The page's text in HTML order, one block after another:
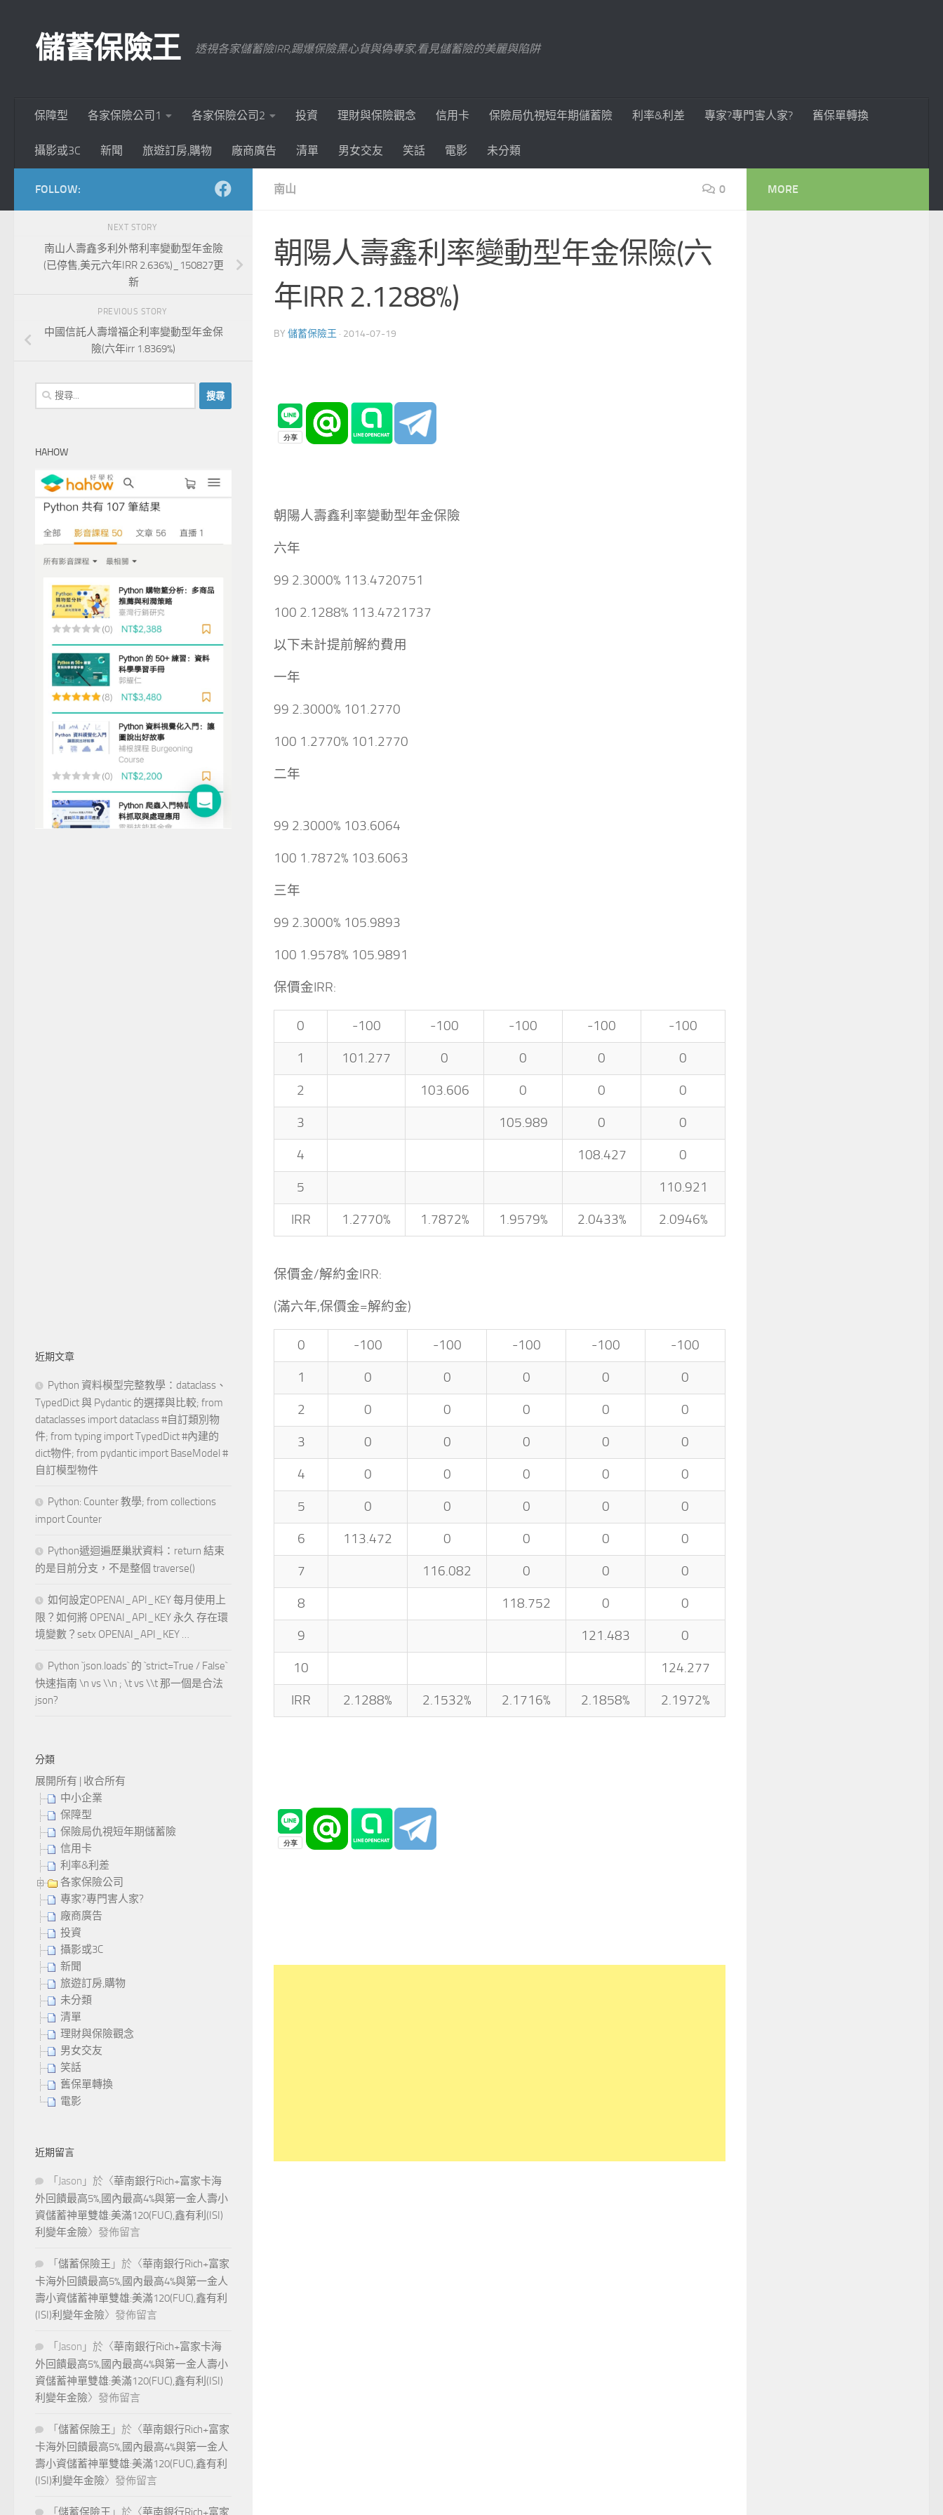
儲蓄保險王 透視各家儲蓄險IRR,踢爆保險黑心貨與偽專家,看見儲蓄險的美麗與陷阱
保障型 各家保險公司1 各家保險公司2 投資 理財與保險觀念 信用卡 保險局仇視短年期儲蓄險 利率&利差 專家?專門害人家? 舊保單轉換
攝影或3C 新聞 旅遊訂房,購物 廠商廣告 清單 男女交友 笑話 電影 未分類
南山 0
朝陽人壽鑫利率變動型年金保險(六
年IRR 2.1288%)
BY 儲蓄保險王 · 2014-07-19
朝陽人壽鑫利率變動型年金保險
六年
99 2.3000% 113.4720751
100 2.1288% 113.4721737
以下未計提前解約費用
一年
99 2.3000% 101.2770
100 1.2770% 101.2770
二年
99 2.3000% 103.6064
100 1.7872% 103.6063
三年
99 2.3000% 105.9893
100 1.9578% 105.9891
保價金IRR:
0 -100 -100 -100 -100 -100
1 101.277 0 0 0 0
2 103.606 0 0 0
3 105.989 0 0
4 108.427 0
5 110.921
IRR 1.2770% 1.7872% 1.9579% 2.0433% 2.0946%
保價金/解約金IRR:
(滿六年,保價金=解約金)
0 -100 -100 -100 -100 -100
1 0 0 0 0 0
2 0 0 0 0 0
3 0 0 0 0 0
4 0 0 0 0 0
5 0 0 0 0 0
6 113.472 0 0 0 0
7 116.082 0 0 0
8 118.752 0 0
9 121.483 0
10 124.277
IRR 2.1288% 2.1532% 2.1716% 2.1858% 2.1972%
FOLLOW:
NEXT STORY
南山人壽鑫多利外幣利率變動型年金險
(已停售,美元六年IRR 2.636%)_150827更
新
PREVIOUS STORY
中國信託人壽增福企利率變動型年金保
險(六年irr 1.8369%)
搜
尋
字:
HAHOW
近期文章
Python 資料模型完整教學：dataclass、
TypedDict 與 Pydantic 的選擇與比較; from
dataclasses import dataclass #自訂類別物
件; from typing import TypedDict #內建的
dict物件; from pydantic import BaseModel #
自訂模型物件
Python: Counter 教學; from collections
import Counter
Python遞迴遍歷巢狀資料：return 結束
的是目前分支，不是整個 traverse()
如何設定OPENAI_API_KEY 每月使用上
限？如何將 OPENAI_API_KEY 永久 存在環
境變數？setx OPENAI_API_KEY …
Python `json.loads` 的 `strict=True / False`
快速指南 \n vs \\n ; \t vs \\t 那一個是合法
json?
分類
展開所有 | 收合所有
中小企業
保障型
保險局仇視短年期儲蓄險
信用卡
利率&利差
各家保險公司
專家?專門害人家?
廠商廣告
投資
攝影或3C
新聞
旅遊訂房,購物
未分類
清單
理財與保險觀念
男女交友
笑話
舊保單轉換
電影
近期留言
「 Jason 」於〈華南銀行Rich+富家卡海
外回饋最高5%,國內最高4%與第一金人壽小
資儲蓄神單雙雄:美滿120(FUC),鑫有利(ISI)
利變年金險〉發佈留言
「 儲蓄保險王 」於〈華南銀行Rich+富家
卡海外回饋最高5%,國內最高4%與第一金人
壽小資儲蓄神單雙雄:美滿120(FUC),鑫有利
(ISI)利變年金險〉發佈留言
「 Jason 」於〈華南銀行Rich+富家卡海
外回饋最高5%,國內最高4%與第一金人壽小
資儲蓄神單雙雄:美滿120(FUC),鑫有利(ISI)
利變年金險〉發佈留言
「 儲蓄保險王 」於〈華南銀行Rich+富家
卡海外回饋最高5%,國內最高4%與第一金人
壽小資儲蓄神單雙雄:美滿120(FUC),鑫有利
(ISI)利變年金險〉發佈留言
「 儲蓄保險王 」於〈華南銀行Rich+富家
MORE